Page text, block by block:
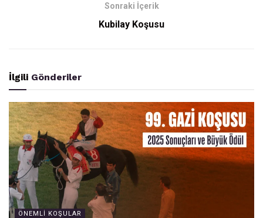
Sonraki İçerik
Kubilay Koşusu
İlgili Gönderiler
ÖNEMLI KOŞULAR